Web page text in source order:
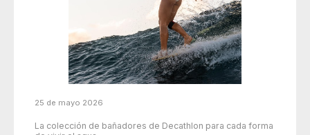
25 de mayo 2026
La colección de bañadores de Decathlon para cada forma